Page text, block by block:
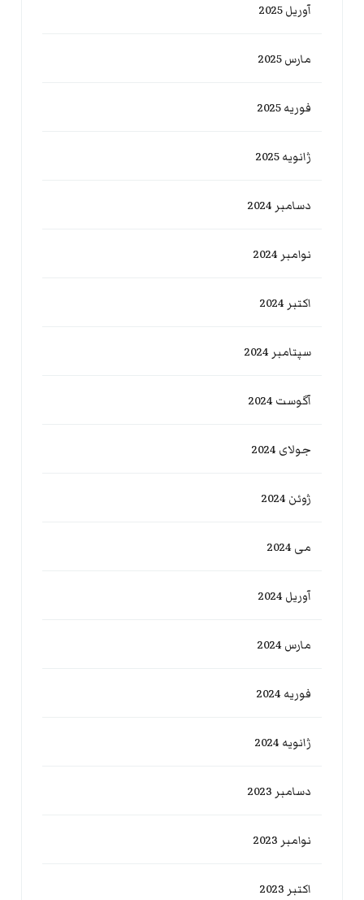
آوریل 2025
مارس 2025
فوریه 2025
ژانویه 2025
دسامبر 2024
نوامبر 2024
اکتبر 2024
سپتامبر 2024
آگوست 2024
جولای 2024
ژوئن 2024
می 2024
آوریل 2024
مارس 2024
فوریه 2024
ژانویه 2024
دسامبر 2023
نوامبر 2023
اکتبر 2023